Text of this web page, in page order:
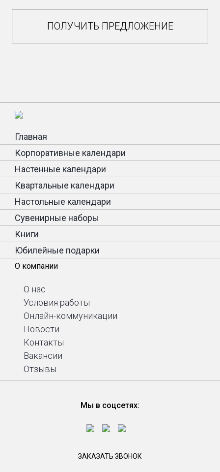
ПОЛУЧИТЬ ПРЕДЛОЖЕНИЕ
Главная
Корпоративные календари
Настенные календари
Квартальные календари
Настольные календари
Сувенирные наборы
Книги
Юбилейные подарки
О компании
О нас
Условия работы
Онлайн-коммуникации
Новости
Контакты
Вакансии
Отзывы
Мы в соцсетях:
ЗАКАЗАТЬ ЗВОНОК